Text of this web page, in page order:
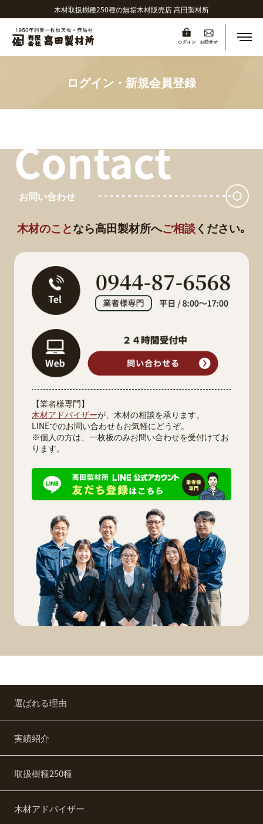
木材取扱樹種250種の無垢木材販売店 高田製材所
メニ
ログイン・新規会員登録
Contact
お問い合わせ
木材のことなら高田製材所へご相談ください｡
【業者様専門】
木材アドバイザーが、木材の相談を承ります。
LINEでのお問い合わせもお気軽にどうぞ。
※個人の方は、一枚板のみお問い合わせを受付けてお
ります。
選ばれる理由
実績紹介
取扱樹種250種
木材アドバイザー